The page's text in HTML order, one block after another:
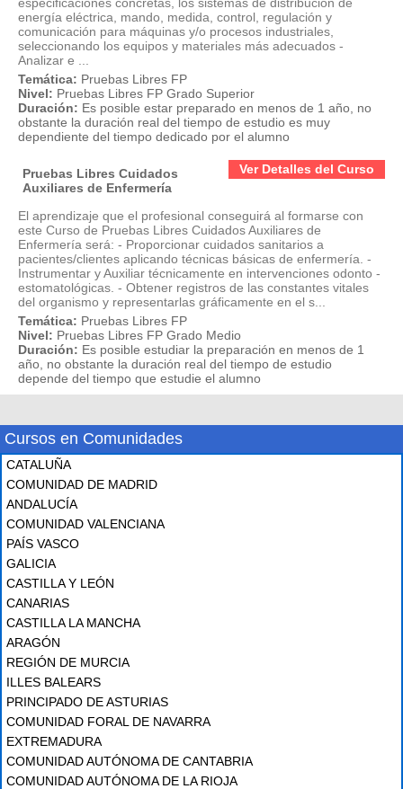
energía eléctrica, mando, medida, control, regulación y
comunicación para máquinas y/o procesos industriales,
seleccionando los equipos y materiales más adecuados -
Analizar e ...
Temática: Pruebas Libres FP
Nivel: Pruebas Libres FP Grado Superior
Duración: Es posible estar preparado en menos de 1 año, no
obstante la duración real del tiempo de estudio es muy
dependiente del tiempo dedicado por el alumno
Ver Detalles del Curso
Pruebas Libres Cuidados
Auxiliares de Enfermería
El aprendizaje que el profesional conseguirá al formarse con
este Curso de Pruebas Libres Cuidados Auxiliares de
Enfermería será: - Proporcionar cuidados sanitarios a
pacientes/clientes aplicando técnicas básicas de enfermería. -
Instrumentar y Auxiliar técnicamente en intervenciones odonto -
estomatológicas. - Obtener registros de las constantes vitales
del organismo y representarlas gráficamente en el s...
Temática: Pruebas Libres FP
Nivel: Pruebas Libres FP Grado Medio
Duración: Es posible estudiar la preparación en menos de 1
año, no obstante la duración real del tiempo de estudio
depende del tiempo que estudie el alumno
Cursos en Comunidades
CATALUÑA
COMUNIDAD DE MADRID
ANDALUCÍA
COMUNIDAD VALENCIANA
PAÍS VASCO
GALICIA
CASTILLA Y LEÓN
CANARIAS
CASTILLA LA MANCHA
ARAGÓN
REGIÓN DE MURCIA
ILLES BALEARS
PRINCIPADO DE ASTURIAS
COMUNIDAD FORAL DE NAVARRA
EXTREMADURA
COMUNIDAD AUTÓNOMA DE CANTABRIA
COMUNIDAD AUTÓNOMA DE LA RIOJA